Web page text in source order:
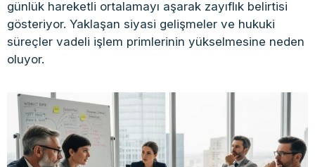
günlük hareketli ortalamayı aşarak zayıflık belirtisi
gösteriyor. Yaklaşan siyasi gelişmeler ve hukuki
süreçler vadeli işlem primlerinin yükselmesine neden
oluyor.